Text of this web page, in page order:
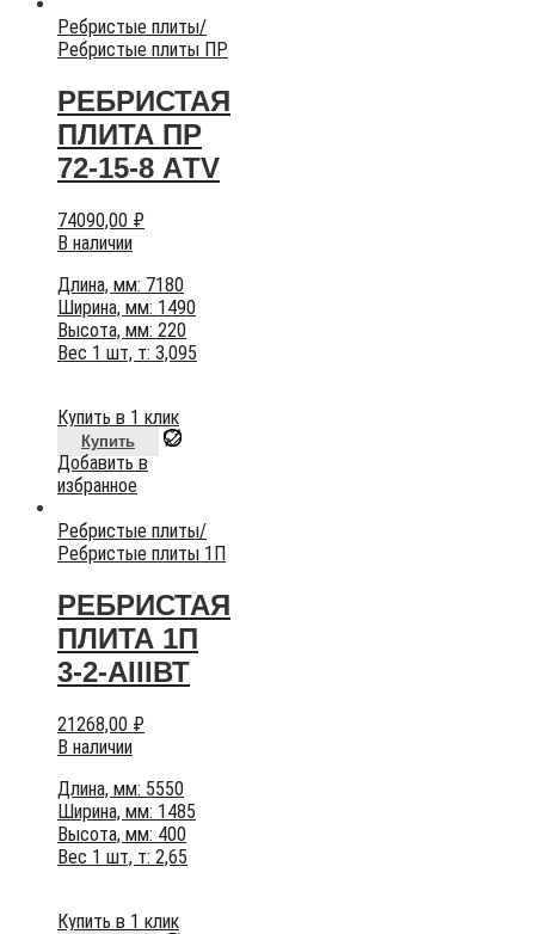
Ребристые плиты/
Ребристые плиты ПР
РЕБРИСТАЯ
ПЛИТА ПР
72-15-8 AТV
74090,00 ₽
В наличии
Длина, мм: 7180
Ширина, мм: 1490
Высота, мм: 220
Вес 1 шт, т: 3,095
Купить в 1 клик
Купить
Добавить в
избранное
Ребристые плиты/
Ребристые плиты 1П
РЕБРИСТАЯ
ПЛИТА 1П
3-2-АIIIВТ
21268,00 ₽
В наличии
Длина, мм: 5550
Ширина, мм: 1485
Высота, мм: 400
Вес 1 шт, т: 2,65
Купить в 1 клик